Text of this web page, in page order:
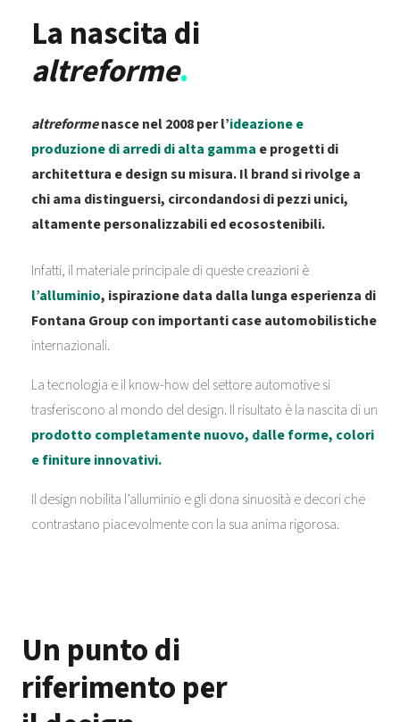
La nascita di
altreforme.
altreformenasce nel 2008 per l’ideazione e
produzione di arredi di alta gamma e progetti di
architettura e design su misura. Il brand si rivolge a
chi ama distinguersi, circondandosi di pezzi unici,
altamente personalizzabili ed ecosostenibili.
Infatti, il materiale principale di queste creazioni è
l’alluminio, ispirazione data dalla lunga esperienza di
Fontana Group con importanti case automobilistiche
internazionali.
La tecnologia e il know-how del settore automotive si
trasferiscono al mondo del design. Il risultato è la nascita di un
prodotto completamente nuovo, dalle forme, colori
e finiture innovativi.
Il design nobilita l’alluminio e gli dona sinuosità e decori che
contrastano piacevolmente con la sua anima rigorosa.
Un punto di
riferimento per